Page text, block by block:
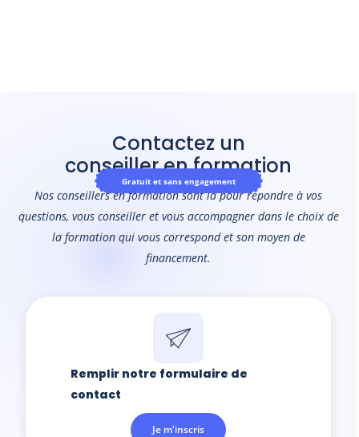
Contactez un
conseiller en formation
Gratuit et sans engagement
Nos conseillers en formation sont là pour répondre à vos
questions, vous conseiller et vous accompagner dans le choix de
la formation qui vous correspond et son moyen de
financement.
Remplir notre formulaire de
contact
Je m'inscris